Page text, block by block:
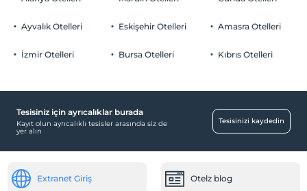
Ayvalık Otelleri
İzmir Otelleri
Eskişehir Otelleri
Bursa Otelleri
Amasra Otelleri
Kıbrıs Otelleri
Tesisiniz için ayrıcalıklar burada
Kayıt olun ayrıcalıklı tesisler arasında siz de
yer alın
Tesisinizi kaydedin
Extranet Giriş Otelz blog